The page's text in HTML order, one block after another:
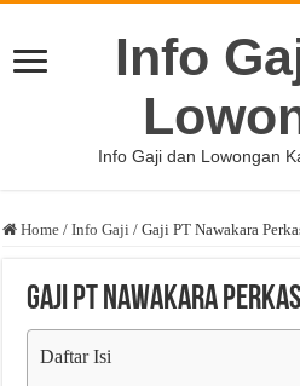
Info
Info Gaji dan Lowongan
Home / Info Gaji / Gaji PT Nawakara
Gaji PT Nawakara
Daftar Isi